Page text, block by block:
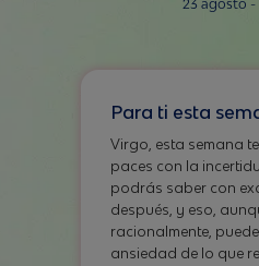
23 agosto -
Para ti esta
Virgo, esta semana
paces con la
podrás saber con
después, y eso,
racionalmente,
ansiedad de lo que